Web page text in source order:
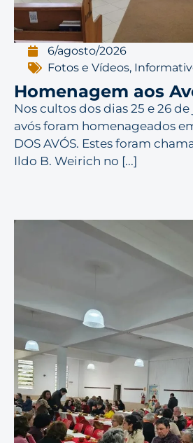
6/agosto/2026
Fotos e Vídeos,
Homenagem aos
Nos cultos dos dias 25 e 26
avós foram homenageados
DOS AVÓS. Estes foram
Ildo B. Weirich no [...]